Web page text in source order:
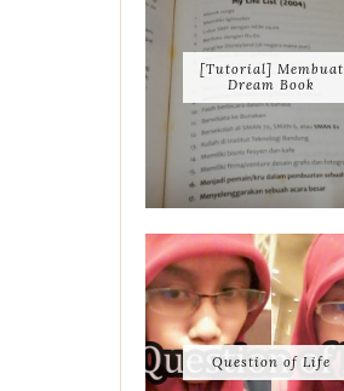
[Tutorial] Membuat
Dream Book
Question of Life